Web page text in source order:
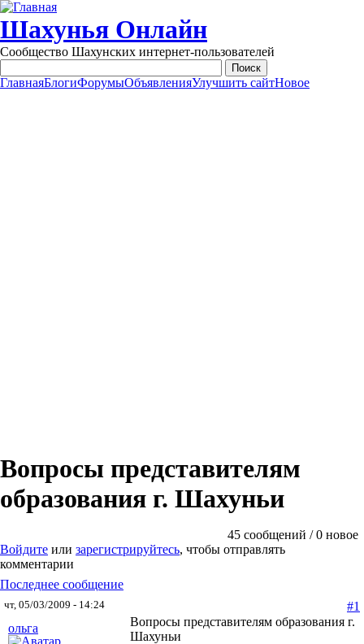
Перейти к основному содержанию
Шахунья Онлайн
Сообщество Шахунских интернет-пользователей
Main menu
ГлавнаяБлогиФорумыОбъявленияУлучшить сайтНовое
Вопросы представителям
образования г. Шахуньи
45 сообщений / 0 новое
Войдите или зарегистрируйтесь, чтобы отправлять
комментарии
Последнее сообщение
чт, 05/03/2009 - 14:24
#1
ольга
Вопросы представителям образования г.
Шахуньи